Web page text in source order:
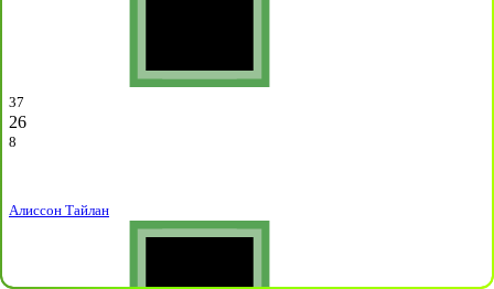
37
26
8
Алиссон Тайлан